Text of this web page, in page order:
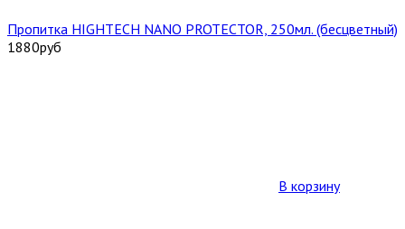
Пропитка HIGHTECH NANO PROTECTOR, 250мл. (бесцветный)
1880руб
В корзину